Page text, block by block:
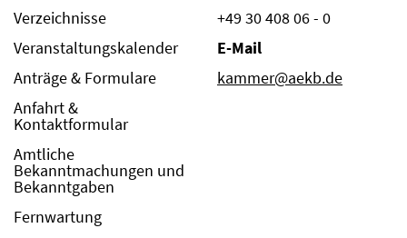
Verzeichnisse
Veranstaltungskalender
Anträge & Formulare
Anfahrt &
Kontaktformular
Amtliche
Bekanntmachungen und
Bekanntgaben
Fernwartung
+49 30 408 06 - 0
E-Mail
kammer@aekb.de